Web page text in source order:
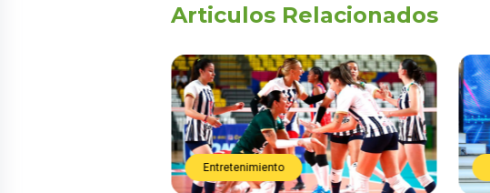
Articulos Relacionados
Entretenimiento